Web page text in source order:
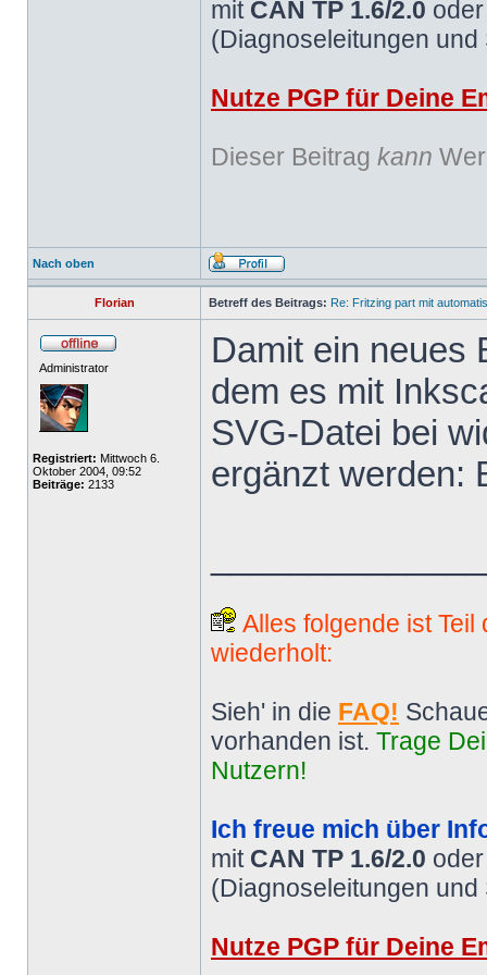
mit CAN TP 1.6/2.0
(Diagnoseleitungen
Nutze PGP für Deine
Dieser Beitrag kann
Nach oben
Florian Betreff des Beitrags: Re: Fritzing part mit
Administrator
Registriert: Mittwoch 6.
Oktober 2004, 09:52
Beiträge: 2133
Damit ein neues
dem es mit
SVG-Datei bei
ergänzt werden:
Alles folgende ist
wiederholt:
Sieh' in die FAQ!
vorhanden ist. Trage
Nutzern!
Ich freue mich über
mit CAN TP 1.6/2.0
(Diagnoseleitungen
Nutze PGP für Deine